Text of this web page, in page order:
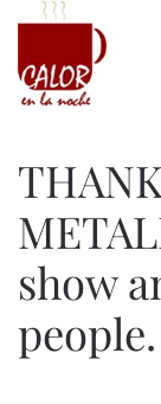
Skip to main
show
people.